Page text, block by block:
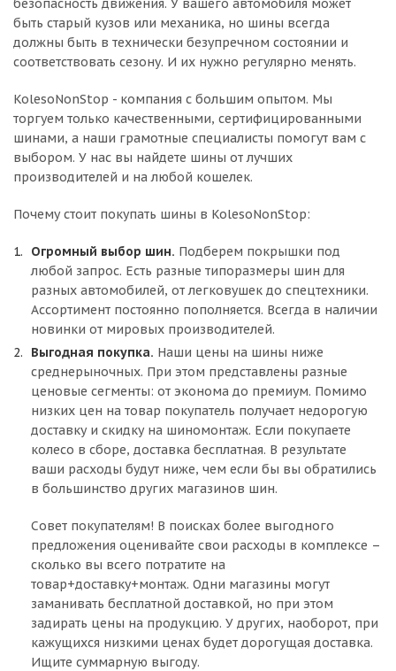
безопасность движения. У вашего автомобиля может
быть старый кузов или механика, но шины всегда
должны быть в технически безупречном состоянии и
соответствовать сезону. И их нужно регулярно менять.
KolesoNonStop - компания с большим опытом. Мы
торгуем только качественными, сертифицированными
шинами, а наши грамотные специалисты помогут вам с
выбором. У нас вы найдете шины от лучших
производителей и на любой кошелек.
Почему стоит покупать шины в KolesoNonStop:
Огромный выбор шин. Подберем покрышки под
любой запрос. Есть разные типоразмеры шин для
разных автомобилей, от легковушек до спецтехники.
Ассортимент постоянно пополняется. Всегда в наличии
новинки от мировых производителей.
Выгодная покупка. Наши цены на шины ниже
среднерыночных. При этом представлены разные
ценовые сегменты: от эконома до премиум. Помимо
низких цен на товар покупатель получает недорогую
доставку и скидку на шиномонтаж. Если покупаете
колесо в сборе, доставка бесплатная. В результате
ваши расходы будут ниже, чем если бы вы обратились
в большинство других магазинов шин.
Совет покупателям! В поисках более выгодного
предложения оценивайте свои расходы в комплексе –
сколько вы всего потратите на
товар+доставку+монтаж. Одни магазины могут
заманивать бесплатной доставкой, но при этом
задирать цены на продукцию. У других, наоборот, при
кажущихся низкими ценах будет дорогущая доставка.
Ищите суммарную выгоду.